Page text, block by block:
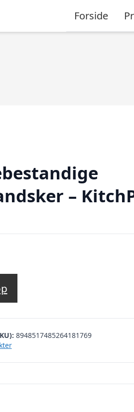
Forside
–
8948517485264181769